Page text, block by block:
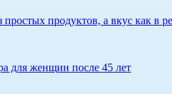
продуктов, а вкус как в
для женщин после 45 лет